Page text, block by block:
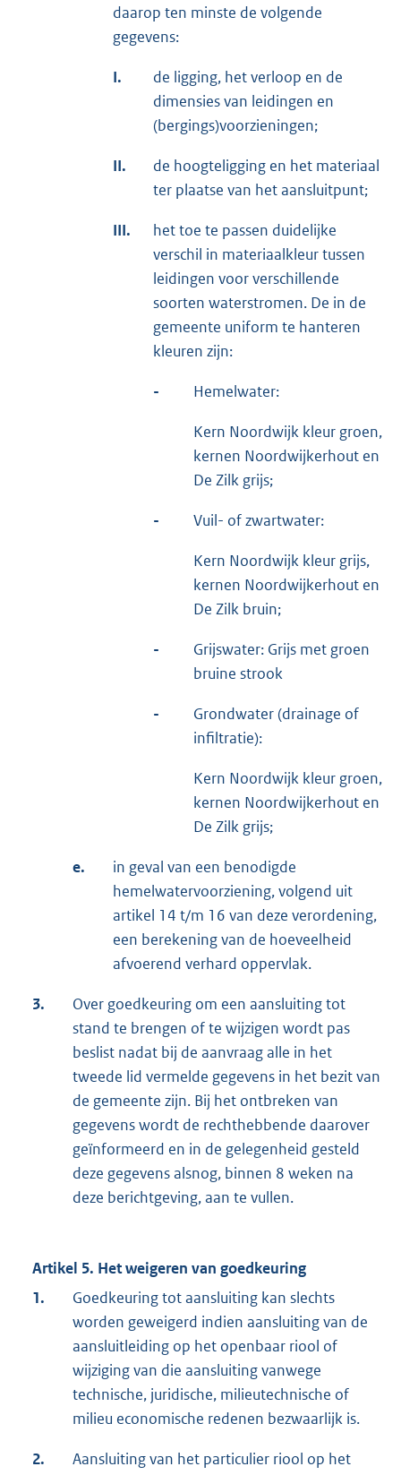
daarop ten minste de volgende
gegevens:
I.
de ligging, het verloop en de
dimensies van leidingen en
(bergings)voorzieningen;
II.
de hoogteligging en het materiaal
ter plaatse van het aansluitpunt;
III.
het toe te passen duidelijke
verschil in materiaalkleur tussen
leidingen voor verschillende
soorten waterstromen. De in de
gemeente uniform te hanteren
kleuren zijn:
- Hemelwater:
Kern Noordwijk kleur groen,
kernen Noordwijkerhout en
De Zilk grijs;
- Vuil- of zwartwater:
Kern Noordwijk kleur grijs,
kernen Noordwijkerhout en
De Zilk bruin;
-
Grijswater: Grijs met groen
bruine strook
-
Grondwater (drainage of
infiltratie):
Kern Noordwijk kleur groen,
kernen Noordwijkerhout en
De Zilk grijs;
e.
in geval van een benodigde
hemelwatervoorziening, volgend uit
artikel 14 t/m 16 van deze verordening,
een berekening van de hoeveelheid
afvoerend verhard oppervlak.
3.
Over goedkeuring om een aansluiting tot
stand te brengen of te wijzigen wordt pas
beslist nadat bij de aanvraag alle in het
tweede lid vermelde gegevens in het bezit van
de gemeente zijn. Bij het ontbreken van
gegevens wordt de rechthebbende daarover
geïnformeerd en in de gelegenheid gesteld
deze gegevens alsnog, binnen 8 weken na
deze berichtgeving, aan te vullen.
Artikel 5. Het weigeren van goedkeuring
1.
Goedkeuring tot aansluiting kan slechts
worden geweigerd indien aansluiting van de
aansluitleiding op het openbaar riool of
wijziging van die aansluiting vanwege
technische, juridische, milieutechnische of
milieu economische redenen bezwaarlijk is.
2.
Aansluiting van het particulier riool op het